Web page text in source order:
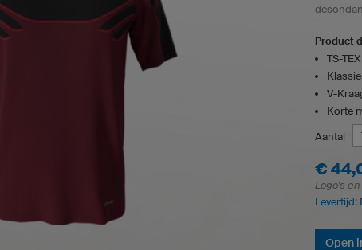
Product
TS-
V-
Korte
Aantal
€
Logo's
Levertijd:
Open